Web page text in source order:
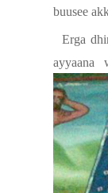
buusee
Erga
ayyaana